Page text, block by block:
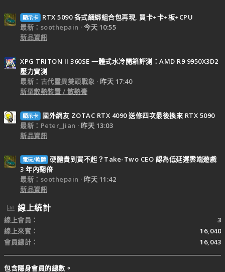
顯示卡
RTX 5090 各式綑綁組合包再現, 買卡+卡+板+CPU
最新：soothepain
今天 10:55
新品資訊
XPG TRITON II 360SE 一體式水冷開箱評測：AMD R9 9950X3D2
壓力實測
最新：古代靈異雙頭戰象
昨天 17:40
新型散熱裝置 / 散熱膏
顯示卡
國外網友 ZOTAC RTX 4090 送修四次最後換來 RTX 5090
最新：Peter_Jian
昨天 13:03
新品資訊
電玩/軟體 硬體貴到買不起？Take-Two CEO 認為低延遲雲端遊戲
3 年內翻倍
最新：soothepain
昨天 11:42
新品資訊
線上統計
線上會員
3
線上來賓
16,040
會員總計
16,043
包含隱身會員的總數。